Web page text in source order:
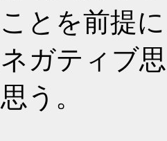
とを前提
ガティブ
う。